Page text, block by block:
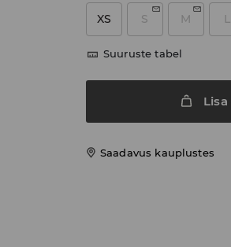
XS S M L
Suuruste tabel
Lisa
Saadavus kauplustes